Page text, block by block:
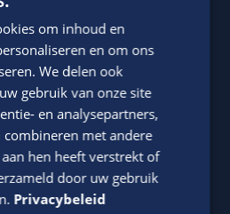
Bout
om inhoud en
en om ons
We delen ook
gebruik van onze site
en analysepartners,
combineren met andere
hen heeft verstrekt of
door uw gebruik
Privacybeleid